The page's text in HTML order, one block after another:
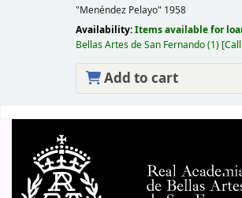
"Menéndez Pelayo" 1958
Availability:Items available for
Bellas Artes de San Fernando(1)
Add to cart